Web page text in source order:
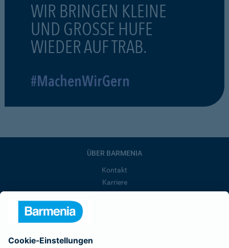
WIR BRINGEN KLEINE
UND GROSSE HUFE
WIEDER AUF TRAB.
#MachenWirGern
ÜBER BARMENIA
Kontakt
Karriere
Barmenia ist Teil der BarmeniaGothaer